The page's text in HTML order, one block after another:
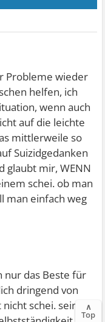
Probleme wieder
helfen, ich
wenn auch
auf die leichte
mittlerweile so
Suizidgedanken
glaubt mir, WENN
schei. ob man
man einfach weg
nur das Beste für
dringend von
schei. sein,
∧
Top